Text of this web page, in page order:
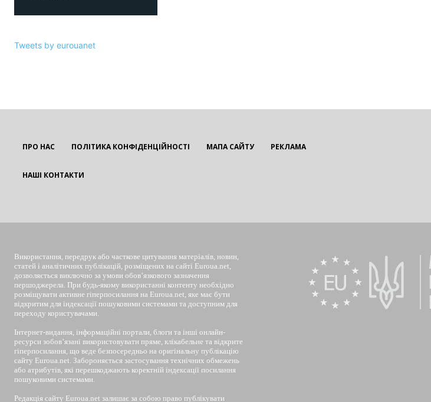
Tweets by eurouanet
ПРО НАС ПОЛІТИКА КОНФІДЕНЦІЙНОСТІ МАПА САЙТУ РЕКЛАМА
НАШІ КОНТАКТИ
Використання, передрук або часткове цитування матеріалів, новин,
статей і аналітичних публікацій, розміщених на сайті Euroua.net,
дозволяється виключно за умови обов’язкового зазначення
першоджерела. При будь-якому використанні контенту необхідно
розміщувати активне гіперпосилання на Euroua.net, яке має бути
відкритим для індексації пошуковими системами та доступним для
переходу користувачами.
Інтернет-видання, інформаційні портали, блоги та інші онлайн-
ресурси зобов’язані використовувати пряме, клікабельне та відкрите
гіперпосилання, що веде безпосередньо на оригінальну публікацію
сайту Euroua.net. Забороняється застосування технічних обмежень
або атрибутів, які перешкоджають коректній індексації посилання
пошуковими системами.
Редакція сайту Euroua.net залишає за собою право публікувати